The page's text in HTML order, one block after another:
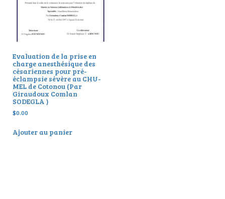
Evaluation de la prise en
charge anesthésique des
césariennes pour pré-
éclampsie sévère au CHU-
MEL de Cotonou (Par
Giraudoux Comlan
SODEGLA )
$0.00
Ajouter au panier